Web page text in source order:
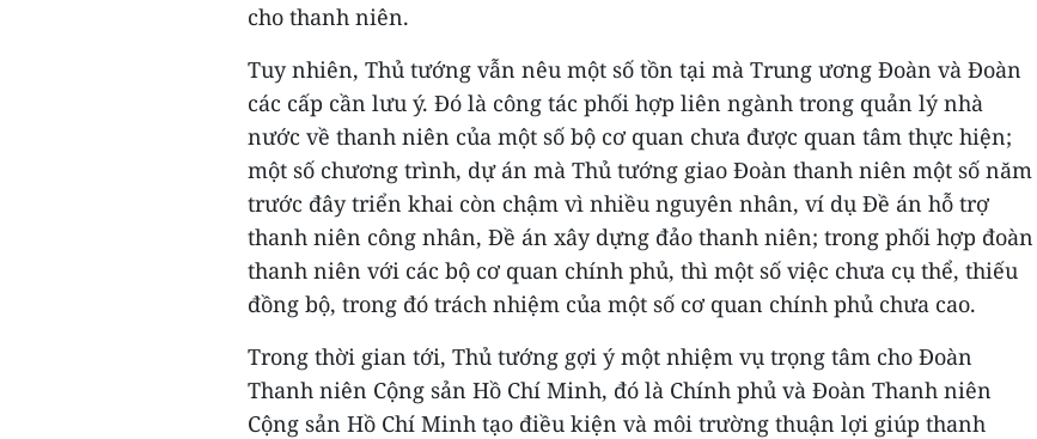
cho thanh niên.
Tuy nhiên, Thủ tướng vẫn nêu một số tồn tại mà Trung ương Đoàn và Đoàn
các cấp cần lưu ý. Đó là công tác phối hợp liên ngành trong quản lý nhà
nước về thanh niên của một số bộ cơ quan chưa được quan tâm thực hiện;
một số chương trình, dự án mà Thủ tướng giao Đoàn thanh niên một số năm
trước đây triển khai còn chậm vì nhiều nguyên nhân, ví dụ Đề án hỗ trợ
thanh niên công nhân, Đề án xây dựng đảo thanh niên; trong phối hợp đoàn
thanh niên với các bộ cơ quan chính phủ, thì một số việc chưa cụ thể, thiếu
đồng bộ, trong đó trách nhiệm của một số cơ quan chính phủ chưa cao.
Trong thời gian tới, Thủ tướng gợi ý một nhiệm vụ trọng tâm cho Đoàn
Thanh niên Cộng sản Hồ Chí Minh, đó là Chính phủ và Đoàn Thanh niên
Cộng sản Hồ Chí Minh tạo điều kiện và môi trường thuận lợi giúp thanh